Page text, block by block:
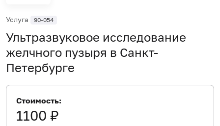
Услуга 90-054
Ультразвуковое исследование
желчного пузыря в Санкт-
Петербурге
Стоимость:
1100 ₽